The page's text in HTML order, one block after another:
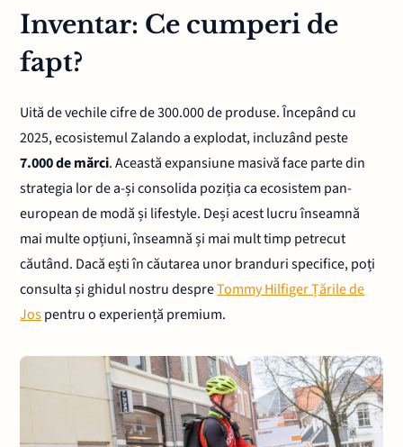
Inventar: Ce cumperi de
fapt?
Uită de vechile cifre de 300.000 de produse. Începând cu
2025, ecosistemul Zalando a explodat, incluzând peste
7.000 de mărci. Această expansiune masivă face parte din
strategia lor de a-și consolida poziția ca ecosistem pan-
european de modă și lifestyle. Deși acest lucru înseamnă
mai multe opțiuni, înseamnă și mai mult timp petrecut
căutând. Dacă ești în căutarea unor branduri specifice, poți
consulta și ghidul nostru despreTommy Hilfiger Țările de
Jospentru o experiență premium.